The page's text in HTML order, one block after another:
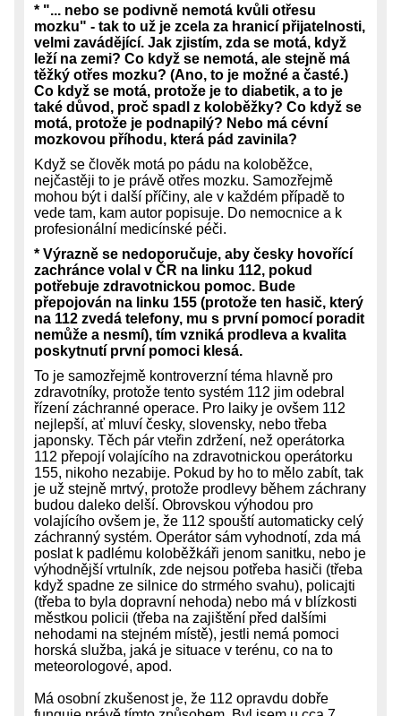
* "... nebo se podivně nemotá kvůli otřesu
mozku" - tak to už je zcela za hranicí přijatelnosti,
velmi zavádějící. Jak zjistím, zda se motá, když
leží na zemi? Co když se nemotá, ale stejně má
těžký otřes mozku? (Ano, to je možné a časté.)
Co když se motá, protože je to diabetik, a to je
také důvod, proč spadl z koloběžky? Co když se
motá, protože je podnapilý? Nebo má cévní
mozkovou příhodu, která pád zavinila?
Když se člověk motá po pádu na koloběžce,
nejčastěji to je právě otřes mozku. Samozřejmě
mohou být i další příčiny, ale v každém případě to
vede tam, kam autor popisuje. Do nemocnice a k
profesionální medicínské péči.
* Výrazně se nedoporučuje, aby česky hovořící
zachránce volal v ČR na linku 112, pokud
potřebuje zdravotnickou pomoc. Bude
přepojován na linku 155 (protože ten hasič, který
na 112 zvedá telefony, mu s první pomocí poradit
nemůže a nesmí), tím vzniká prodleva a kvalita
poskytnutí první pomoci klesá.
To je samozřejmě kontroverzní téma hlavně pro
zdravotníky, protože tento systém 112 jim odebral
řízení záchranné operace. Pro laiky je ovšem 112
nejlepší, ať mluví česky, slovensky, nebo třeba
japonsky. Těch pár vteřin zdržení, než operátorka
112 přepojí volajícího na zdravotnickou operátorku
155, nikoho nezabije. Pokud by ho to mělo zabít, tak
je už stejně mrtvý, protože prodlevy během záchrany
budou daleko delší. Obrovskou výhodou pro
volajícího ovšem je, že 112 spouští automaticky celý
záchranný systém. Operátor sám vyhodnotí, zda má
poslat k padlému koloběžkáři jenom sanitku, nebo je
výhodnější vrtulník, zde nejsou potřeba hasiči (třeba
když spadne ze silnice do strmého svahu), policajti
(třeba to byla dopravní nehoda) nebo má v blízkosti
městkou policii (třeba na zajištění před dalšími
nehodami na stejném místě), jestli nemá pomoci
horská služba, jaká je situace v terénu, co na to
meteorologové, apod.
Má osobní zkušenost je, že 112 opravdu dobře